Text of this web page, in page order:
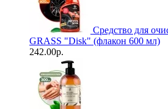
Средство для
GRASS "Disk" (флакон 600 мл)
242.00р.